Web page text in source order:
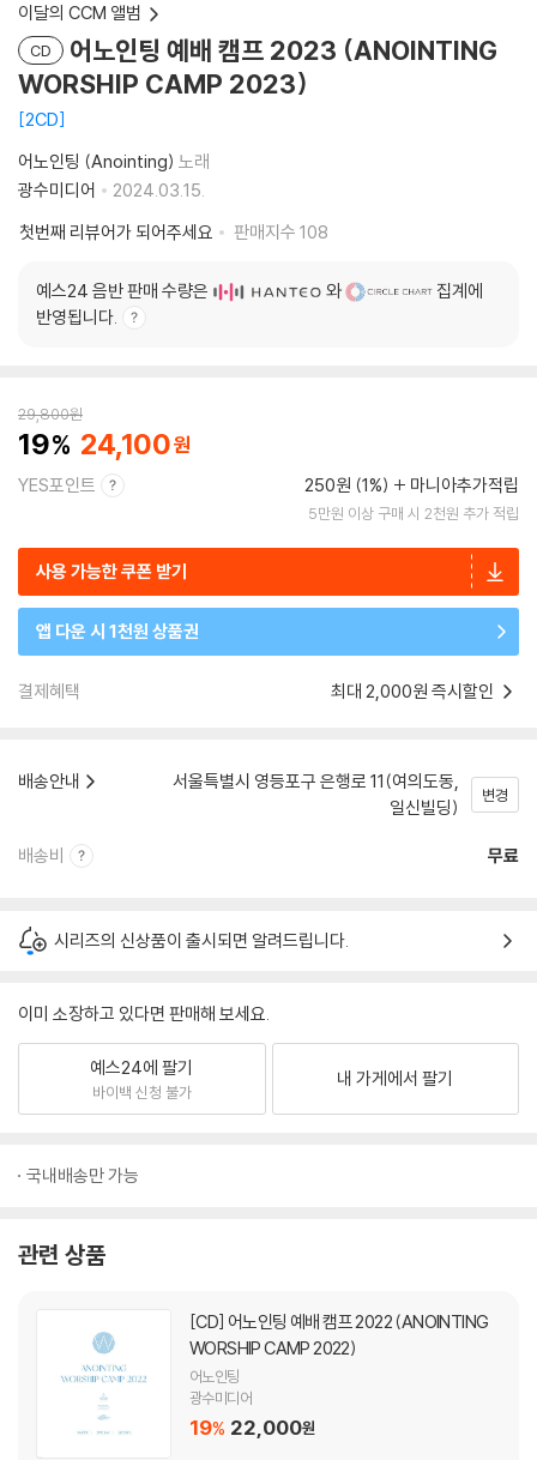
이달의 CCM 앨범
CD
어노인팅 예배 캠프 2023 (ANOINTING
WORSHIP CAMP 2023)
2CD
어노인팅 (Anointing) 노래
광수미디어
2024.03.15.
첫번째 리뷰어가 되어주세요
판매지수 108
예스24 음반 판매 수량은 와
집계에
반영됩니다.
29,800원
19 24,100
YES포인트 250원 (1%) 마니아추가적립
5만원 이상 구매 시 2천원 추가 적립
사용 가능한 쿠폰 받기
앱 다운 시 1천원 상품권
결제혜택 최대 2,000원 즉시할인
배송안내
서울특별시 영등포구 은행로 11(여의도동,
일신빌딩)
변경
배송비 무료
시리즈의 신상품이 출시되면 알려드립니다.
이미 소장하고 있다면 판매해 보세요.
예스24에 팔기
바이백 신청 불가
내 가게에서 팔기
국내배송만 가능
관련 상품
[CD]
WORSHIP CAMP 2022)
어노인팅
광수미디어
19% 22,000원